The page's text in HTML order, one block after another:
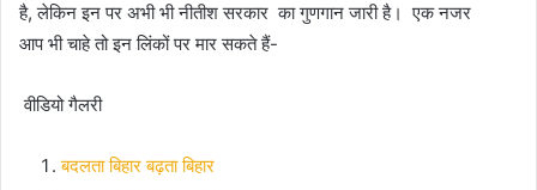
है, लेकिन इन पर अभी भी नीतीश सरकार का गुणगान जारी है। एक नजर
आप भी चाहे तो इन लिंकों पर मार सकते हैं-
वीडियो गैलरी
बदलता बिहार बढ़ता बिहार